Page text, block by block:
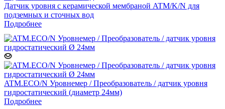
Датчик уровня с керамической мембраной ATM/K/N для
подземных и сточных вод
Подробнее
ATM.ECO/N Уровнемер / Преобразователь / датчик уровня
гидростатический (диаметр 24мм)
Подробнее